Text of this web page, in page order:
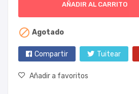
AÑADIR AL CARRITO
 Agotado
Compartir Tuitear
Añadir a favoritos